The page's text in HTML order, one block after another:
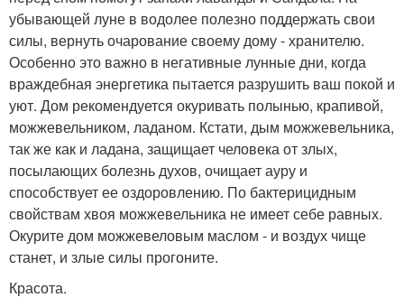
убывающей луне в водолее полезно поддержать свои
силы, вернуть очарование своему дому - хранителю.
Особенно это важно в негативные лунные дни, когда
враждебная энергетика пытается разрушить ваш покой и
уют. Дом рекомендуется окуривать полынью, крапивой,
можжевельником, ладаном. Кстати, дым можжевельника,
так же как и ладана, защищает человека от злых,
посылающих болезнь духов, очищает ауру и
способствует ее оздоровлению. По бактерицидным
свойствам хвоя можжевельника не имеет себе равных.
Окурите дом можжевеловым маслом - и воздух чище
станет, и злые силы прогоните.
Красота.